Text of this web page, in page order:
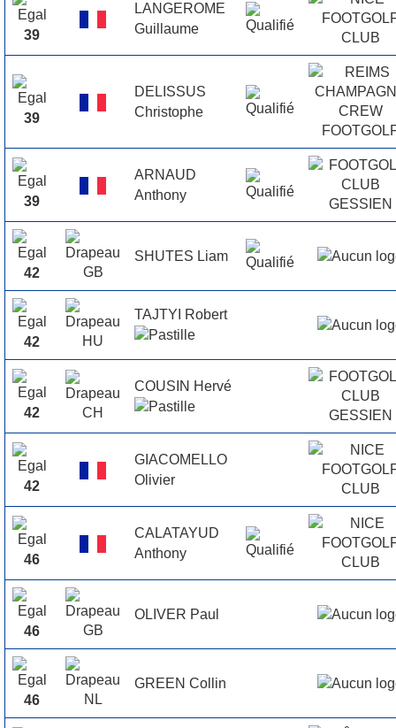
39
LANGEROME
Guillaume
39
DELISSUS
Christophe
39
ARNAUD
Anthony
42
SHUTES Liam
42
TAJTYI Robert
42
COUSIN Hervé
42
GIACOMELLO
Olivier
46
CALATAYUD
Anthony
46
OLIVER Paul
46
GREEN Collin